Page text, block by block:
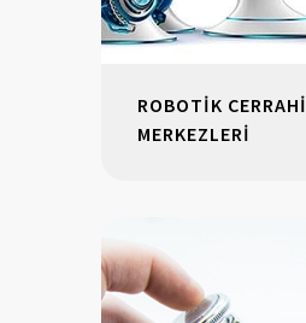
ROBOTİK CERRAHİ
MERKEZLERİ